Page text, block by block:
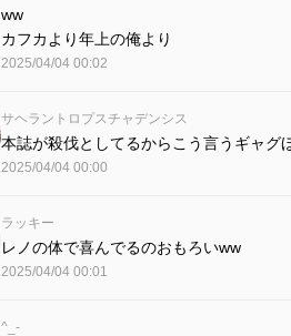
ww
カフカより年上の俺より
2025/04/04 00:02
サヘラントロプスチャデンシス
本誌が殺伐としてるからこう言うギャグ
2025/04/04 00:00
ラッキー
レノの体で喜んでるのおもろいww
2025/04/04 00:01
‪^_‐